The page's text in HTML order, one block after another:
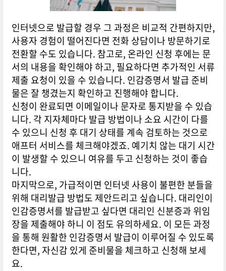
인터넷으로 발급할 경우 그 과정은 비교적 간편하지만,
사용자 경험이 떨어진다면 전화 상담이나 방문하기로
전환할 수도 있습니다. 참고로, 온라인 신청 후에는 문
서의 내용을 확인해야 하고, 필요하다면 추가적인 서류
제출 요청이 있을 수 있습니다. 인감증명서 발급 준비
물은 잘 챙겼는지 확인하고 진행해야 합니다.
신청이 완료되면 이메일이나 문자로 통지받을 수 있습
니다. 각 지자체마다 발급 방법이나 소요 시간이 다를
수 있으니 신청 후 대기 상태를 계속 검토하는 것으로
애프터 서비스를 체크해야겠죠. 예기치 않는 대기 시간
이 발생할 수 있으니 여유를 두고 신청하는 것이 좋습
니다.
마지막으로, 가급적이면 인터넷 사용이 불편한 분들을
위해 대리발급 방법도 제안드리고 싶습니다. 대리인이
인감증명서를 발급받고 싶다면 대리인 신분증과 위임
장을 제출해야 하니 이 점도 유의하세요. 이 모든 과정
을 통해 원활한 인감증명서 발급이 이루어질 수 있도록
한다면, 자신감 있게 준비물을 체크하고 신청해 보세
요.